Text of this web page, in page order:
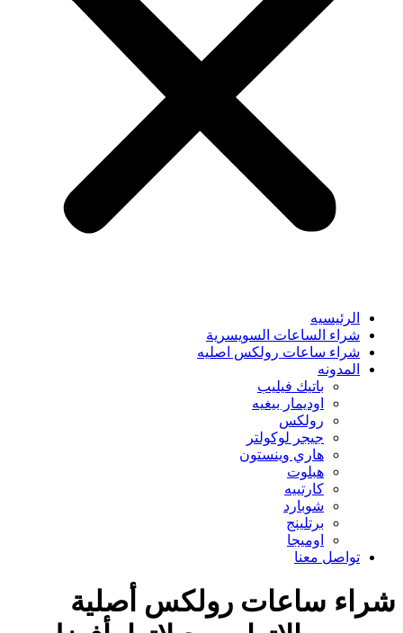
الرئيسيه
شراء الساعات السويسرية
شراء ساعات رولكس اصليه
المدونه
باتيك فيليب
اوديمار بيغيه
رولكس
جيجر لوكولتر
هاري وينستون
هبلوت
كارتييه
شوبارد
برتلينج
اوميجا
تواصل معنا
شراء ساعات رولكس أصلية